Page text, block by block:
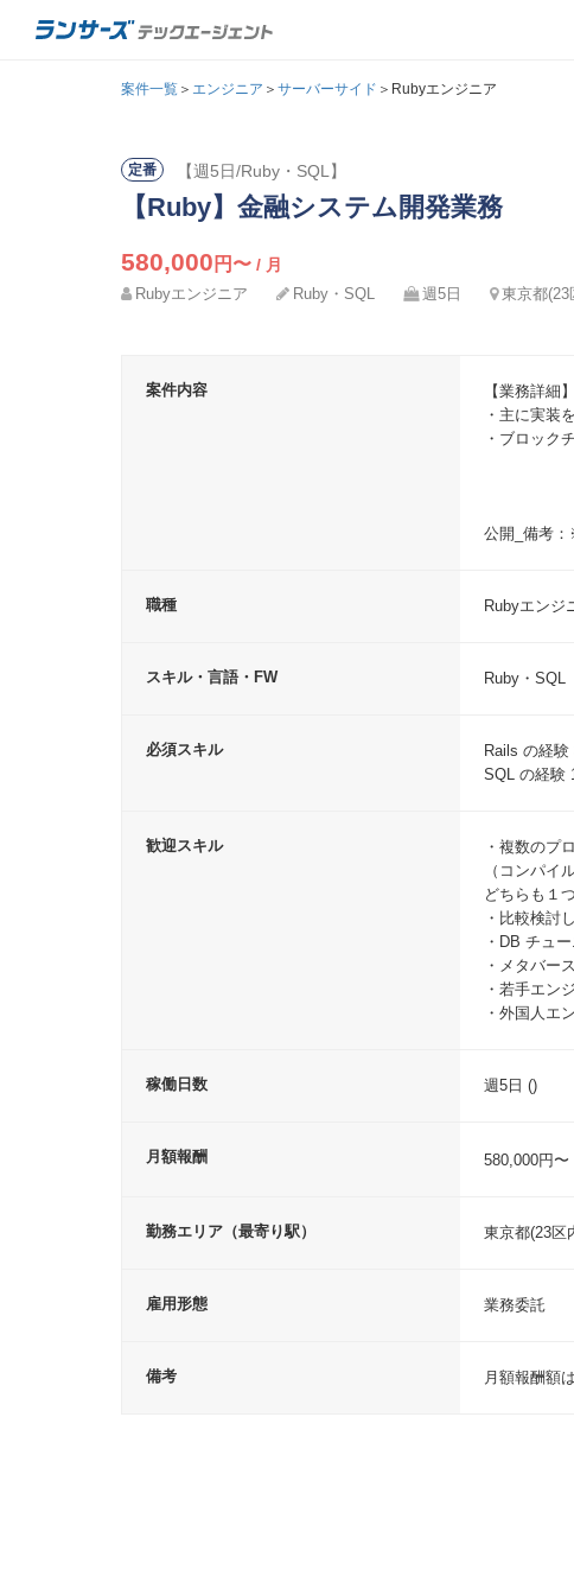
案件一覧 ＞ エンジニア ＞ サーバーサイド ＞Rubyエンジニア
定番 【週5日/Ruby・SQL】
【Ruby】金融システム開発業務
580,000 円〜 / 月
Rubyエンジニア Ruby・SQL 週5日 東京都
案件内容
【業務詳細】
・主に実装
・ブロック
公開_備考
職種 Rubyエンジ
スキル・言語・FW Ruby・SQL
必須スキル
Rails の経験
SQL の経験
歓迎スキル
・複数のプ
（コンパイ
どちらも１
・比較検討
・DB チュ
・メタバー
・若手エン
・外国人エ
稼働日数 週5日 ()
月額報酬 580,000円〜
勤務エリア（最寄り駅） 東京都(23区
雇用形態 業務委託
備考 月額報酬額
メールアド
パスワード
氏名
カナ 必須
電話番号
生年月日
10〜20文字
同意事項
プラ